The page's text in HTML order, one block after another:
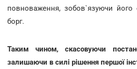
повноваження, зобов`язуючи його
борг.
Таким чином, скасовуючи
залишаючи в силі рішення першої